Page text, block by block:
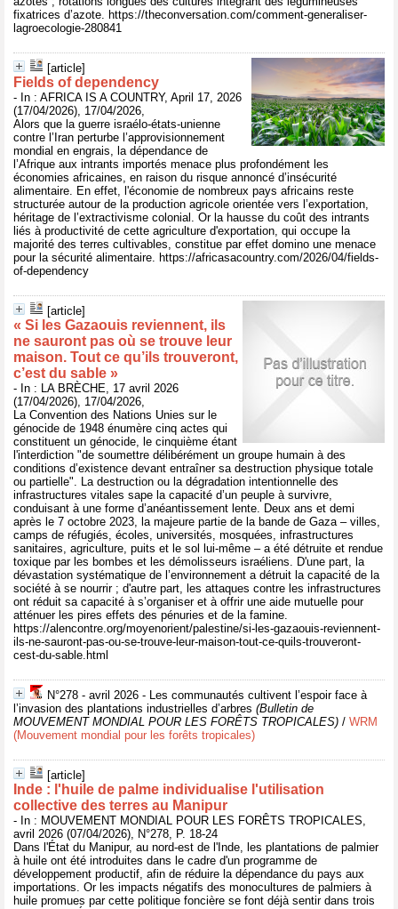
fixatrices d’azote. https://theconversation.com/comment-generaliser-
lagroecologie-280841
[article]
Fields of dependency
- In : AFRICA IS A COUNTRY, April 17, 2026
(17/04/2026), 17/04/2026,
Alors que la guerre israélo-états-unienne
contre l’Iran perturbe l’approvisionnement
mondial en engrais, la dépendance de
l’Afrique aux intrants importés menace plus profondément les
économies africaines, en raison du risque annoncé d’insécurité
alimentaire. En effet, l'économie de nombreux pays africains reste
structurée autour de la production agricole orientée vers l’exportation,
héritage de l’extractivisme colonial. Or la hausse du coût des intrants
liés à productivité de cette agriculture d'exportation, qui occupe la
majorité des terres cultivables, constitue par effet domino une menace
pour la sécurité alimentaire. https://africasacountry.com/2026/04/fields-
of-dependency
[article]
« Si les Gazaouis reviennent, ils
ne sauront pas où se trouve leur
maison. Tout ce qu’ils trouveront,
c’est du sable »
- In : LA BRÈCHE, 17 avril 2026
(17/04/2026), 17/04/2026,
La Convention des Nations Unies sur le
génocide de 1948 énumère cinq actes qui
constituent un génocide, le cinquième étant
l'interdiction "de soumettre délibérément un groupe humain à des
conditions d’existence devant entraîner sa destruction physique totale
ou partielle". La destruction ou la dégradation intentionnelle des
infrastructures vitales sape la capacité d’un peuple à survivre,
conduisant à une forme d’anéantissement lente. Deux ans et demi
après le 7 octobre 2023, la majeure partie de la bande de Gaza – villes,
camps de réfugiés, écoles, universités, mosquées, infrastructures
sanitaires, agriculture, puits et le sol lui-même – a été détruite et rendue
toxique par les bombes et les démolisseurs israéliens. D'une part, la
dévastation systématique de l’environnement a détruit la capacité de la
société à se nourrir ; d'autre part, les attaques contre les infrastructures
ont réduit sa capacité à s’organiser et à offrir une aide mutuelle pour
atténuer les pires effets des pénuries et de la famine.
https://alencontre.org/moyenorient/palestine/si-les-gazaouis-reviennent-
ils-ne-sauront-pas-ou-se-trouve-leur-maison-tout-ce-quils-trouveront-
cest-du-sable.html
N°278 - avril 2026 - Les communautés cultivent l’espoir face à
l’invasion des plantations industrielles d’arbres (Bulletin de
MOUVEMENT MONDIAL POUR LES FORÊTS TROPICALES) / WRM
(Mouvement mondial pour les forêts tropicales)
[article]
Inde : l'huile de palme individualise l'utilisation
collective des terres au Manipur
- In : MOUVEMENT MONDIAL POUR LES FORÊTS TROPICALES,
avril 2026 (07/04/2026), N°278, P. 18-24
Dans l'État du Manipur, au nord-est de l'Inde, les plantations de palmier
à huile ont été introduites dans le cadre d'un programme de
développement productif, afin de réduire la dépendance du pays aux
importations. Or les impacts négatifs des monocultures de palmiers à
huile promues par cette politique foncière se font déjà sentir dans trois